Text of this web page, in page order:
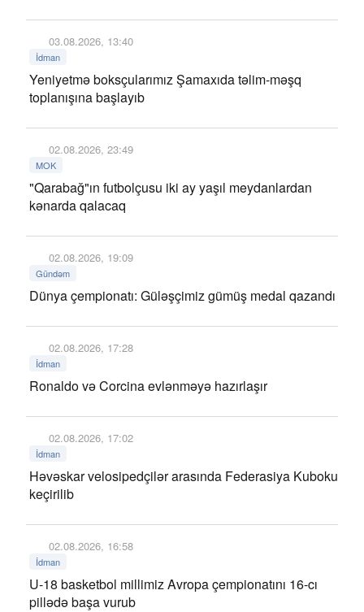
03.08.2026, 13:40
İdman
Yeniyetmə boksçularımız Şamaxıda təlim-məşq
toplanışına başlayıb
02.08.2026, 23:49
MOK
"Qarabağ"ın futbolçusu iki ay yaşıl meydanlardan
kənarda qalacaq
02.08.2026, 19:09
Gündəm
Dünya çempionatı: Güləşçimiz gümüş medal qazandı
02.08.2026, 17:28
İdman
Ronaldo və Corcina evlənməyə hazırlaşır
02.08.2026, 17:02
İdman
Həvəskar velosipedçilər arasında Federasiya Kuboku
keçirilib
02.08.2026, 16:58
İdman
U-18 basketbol millimiz Avropa çempionatını 16-cı
pillədə başa vurub